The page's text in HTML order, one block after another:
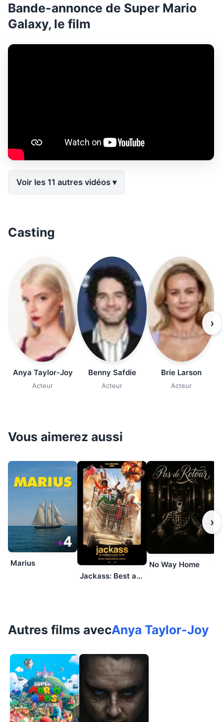
Bande-annonce de Super Mario
Galaxy, le film
Voir les 11 autres vidéos
Casting
Anya Taylor-Joy
Acteur
Benny Safdie
Acteur
Brie Larson
Acteur
›
Vous aimerez aussi
Marius
Jackass: Best and Last
No Way Home
›
Autres films avecAnya Taylor-Joy